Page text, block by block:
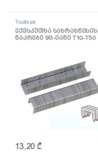
Toolmak
ექვსკუთხა სახრახნისის
ნაკრები 9ც-იანი T10-T50
13,20 ₾